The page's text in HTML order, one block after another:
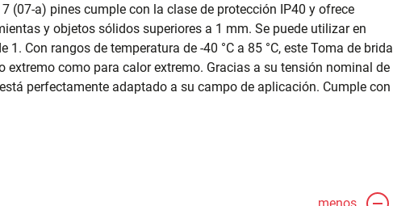
(07-a) pines cumple con la clase de protección IP40 y ofrece
y objetos sólidos superiores a 1 mm. Se puede utilizar en
Con rangos de temperatura de -40 °C a 85 °C, este Toma de brida
como para calor extremo. Gracias a su tensión nominal de
perfectamente adaptado a su campo de aplicación. Cumple con
menos